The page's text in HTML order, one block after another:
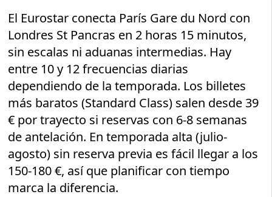
El Eurostar conecta París Gare du Nord con
Londres St Pancras en 2 horas 15 minutos,
sin escalas ni aduanas intermedias. Hay
entre 10 y 12 frecuencias diarias
dependiendo de la temporada. Los billetes
más baratos (Standard Class) salen desde 39
€ por trayecto si reservas con 6-8 semanas
de antelación. En temporada alta (julio-
agosto) sin reserva previa es fácil llegar a los
150-180 €, así que planificar con tiempo
marca la diferencia.